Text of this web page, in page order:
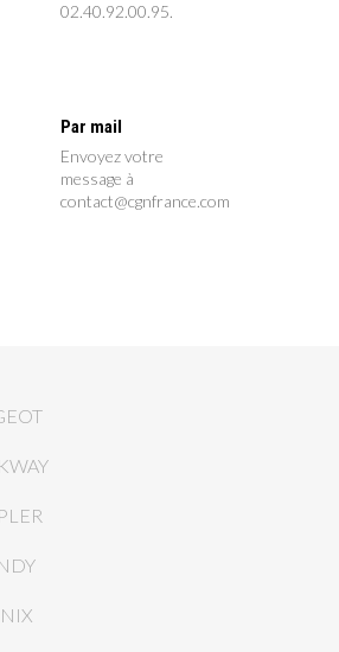
02.40.92.00.95.
Par mail
Envoyez votre
message à
contact@cgnfrance.com